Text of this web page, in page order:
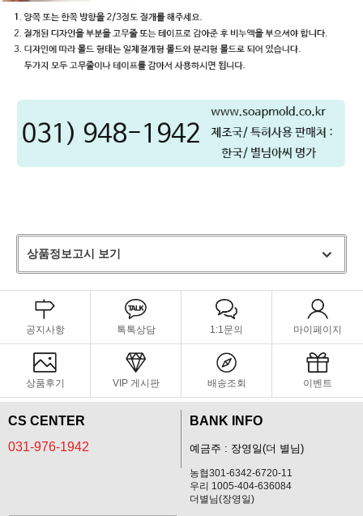
상품정보고시 보기
공지사항 톡톡상담 1:1문의 마이페이지
상품후기 VIP 게시판 배송조회 이벤트
CS CENTER
031-976-1942
BANK INFO
예금주 : 장영일(더 별님)
농협301-6342-6720-11
우리 1005-404-636084
더별님(장영일)